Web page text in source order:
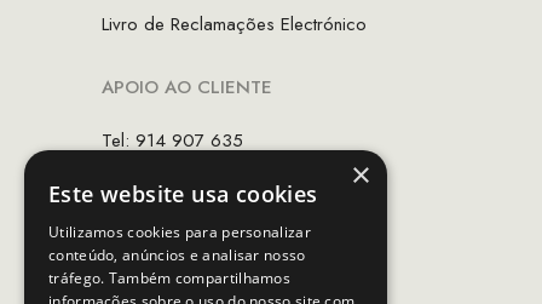
Livro de Reclamações Electrónico
APOIO AO CLIENTE
Tel: 914 907 635
Horário de contacto:
Dias úteis das 10h as 19h
×
Este website usa cookies
Utilizamos cookies para personalizar
conteúdo, anúncios e analisar nosso
tráfego. Também compartilhamos